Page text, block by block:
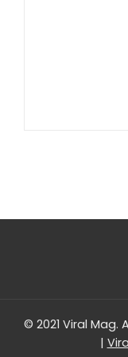
© 2021 Viral Mag.
|